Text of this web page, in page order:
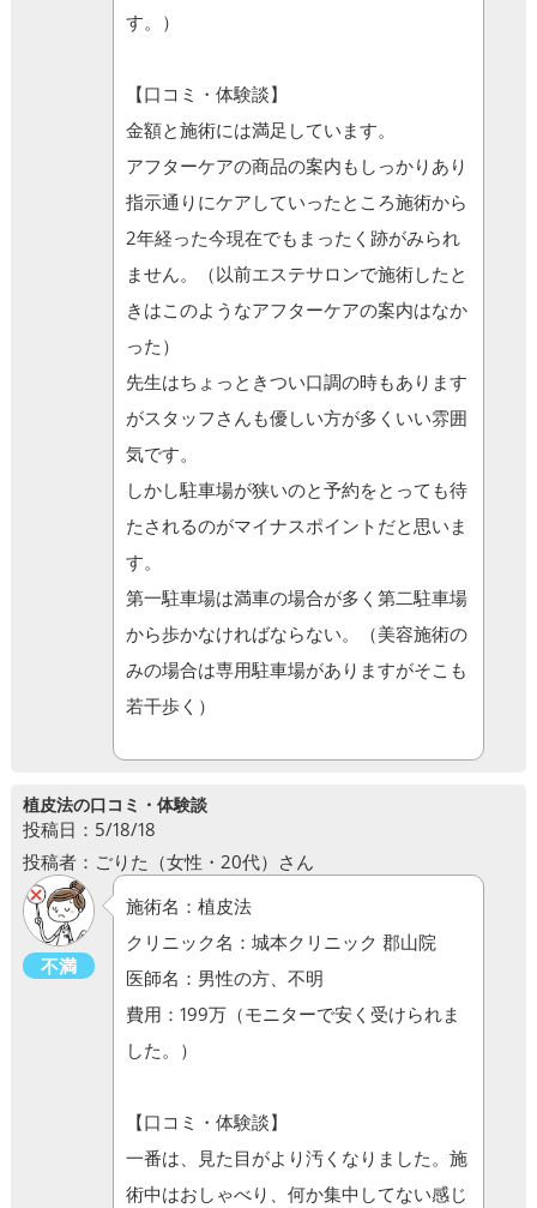
す。）
【口コミ・体験談】
金額と施術には満足しています。
アフターケアの商品の案内もしっかりあり
指示通りにケアしていったところ施術から
2年経った今現在でもまったく跡がみられ
ません。（以前エステサロンで施術したと
きはこのようなアフターケアの案内はなか
った）
先生はちょっときつい口調の時もあります
がスタッフさんも優しい方が多くいい雰囲
気です。
しかし駐車場が狭いのと予約をとっても待
たされるのがマイナスポイントだと思いま
す。
第一駐車場は満車の場合が多く第二駐車場
から歩かなければならない。（美容施術の
みの場合は専用駐車場がありますがそこも
若干歩く）
植皮法の口コミ・体験談
投稿日：5/18/18
投稿者：ごりた（女性・20代）さん
不満
施術名：植皮法
クリニック名：城本クリニック 郡山院
医師名：男性の方、不明
費用：199万（モニターで安く受けられま
した。）
【口コミ・体験談】
一番は、見た目がより汚くなりました。施
術中はおしゃべり、何か集中してない感じ